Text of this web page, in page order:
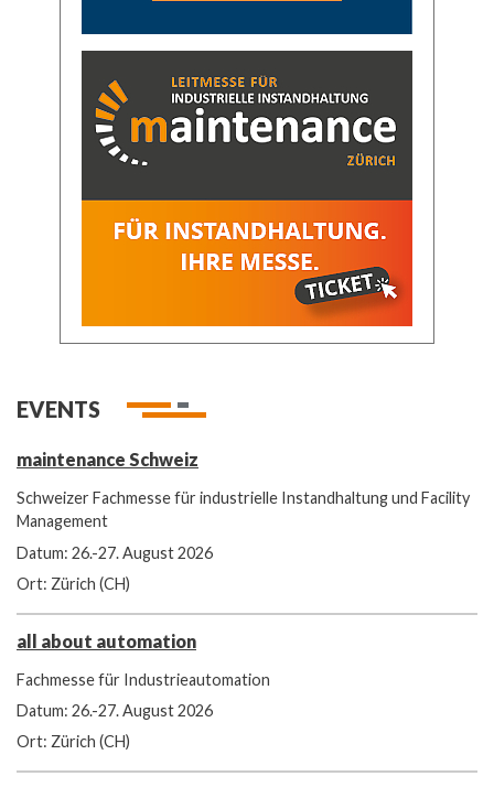
EVENTS
maintenance Schweiz
Schweizer Fachmesse für industrielle Instandhaltung und Facility
Management
Datum: 26.-27. August 2026
Ort: Zürich (CH)
all about automation
Fachmesse für Industrieautomation
Datum: 26.-27. August 2026
Ort: Zürich (CH)